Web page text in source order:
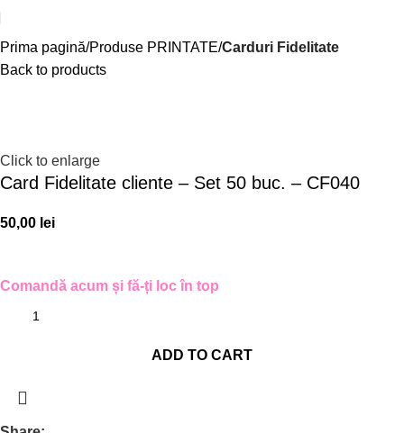
Prima pagină Produse PRINTATE Carduri Fidelitate
Back to products
Click to enlarge
Card Fidelitate cliente – Set 50 buc. – CF040
50,00 lei
Comandă acum și fă-ți loc în top
ADD TO CART